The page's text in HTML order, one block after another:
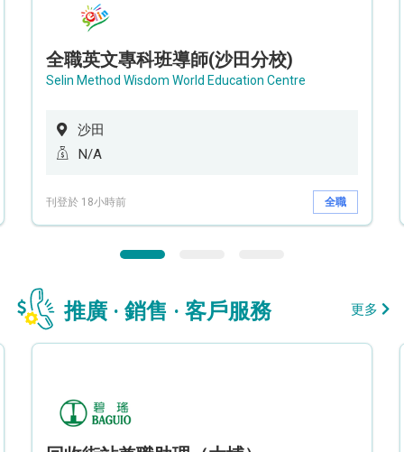
全職英文專科班導師(沙田分校)
Selin Method Wisdom World Education Centre
沙田
N/A
刊登於 18小時前 全職
推廣 · 銷售 · 客戶服務 更多